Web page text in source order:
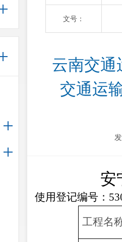
文号：
云南交
交通运
安
使用登记编号：
工程名